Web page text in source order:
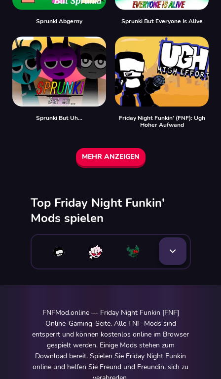
Sprunki Abgerny Sprunki But Everyone Is Alive
Sprunki But Uh…
Friday Night Funkin' (FNF): Ugh
Hoher Aufwand
MEHR ANZEIGEN
Top Friday Night Funkin'
Mods spielen
FNFMod.online — Friday Night Funkin [FNF]
Online-Gaming-Seite. Alle FNF-Mods sind
entsperrt und können kostenlos online im Browser
gespielt werden. Einige Mods stehen zum
Download bereit. Spielen Sie Friday Night Funkin
online und helfen Sie Freund und Freundin, sich zu